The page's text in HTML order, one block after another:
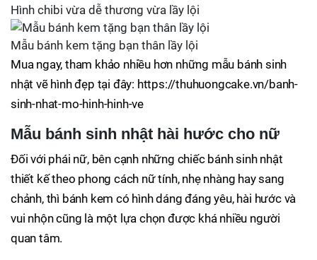
Hình chibi vừa dễ thương vừa lầy lội
Mẫu bánh kem tặng bạn thân lầy lội
Mua ngay, tham khảo nhiều hơn những mẫu bánh sinh
nhật vẽ hình đẹp tại đây: https://thuhuongcake.vn/banh-
sinh-nhat-mo-hinh-hinh-ve
Mẫu bánh sinh nhật hài hước cho nữ
Đối với phái nữ, bên cạnh những chiếc bánh sinh nhật
thiết kế theo phong cách nữ tính, nhẹ nhàng hay sang
chảnh, thì bánh kem có hình dáng đáng yêu, hài hước và
vui nhộn cũng là một lựa chọn được khá nhiều người
quan tâm.